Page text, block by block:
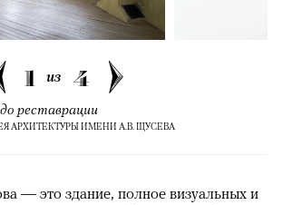
1 из 4
реставрации
АРХИТЕКТУРЫ ИМЕНИ А.В. ЩУСЕВА
— это здание, полное визуальных и